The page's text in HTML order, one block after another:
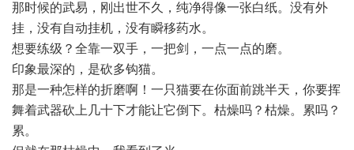
那时候的武易，刚出世不久，纯净得像一张白纸。没有外
挂，没有自动挂机，没有瞬移药水。
想要练级？全靠一双手，一把剑，一点一点的磨。
印象最深的，是砍多钩猫。
那是一种怎样的折磨啊！一只猫要在你面前跳半天，你要挥
舞着武器砍上几十下才能让它倒下。枯燥吗？枯燥。累吗？
累。